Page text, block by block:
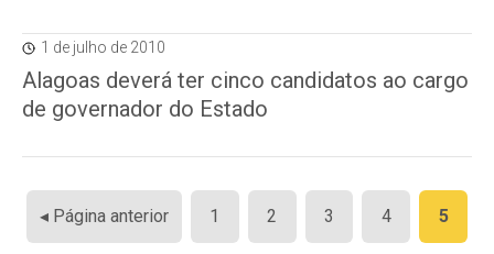
1 de julho de 2010
Alagoas deverá ter cinco candidatos ao cargo
de governador do Estado
Paginação
de
◂ Página anterior 1 2 3 4 5